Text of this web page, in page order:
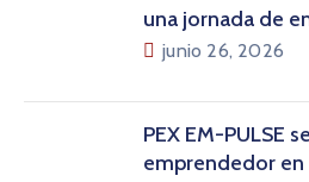
una jornada de
junio 26, 2026
PEX EM-PULSE
emprendedor en